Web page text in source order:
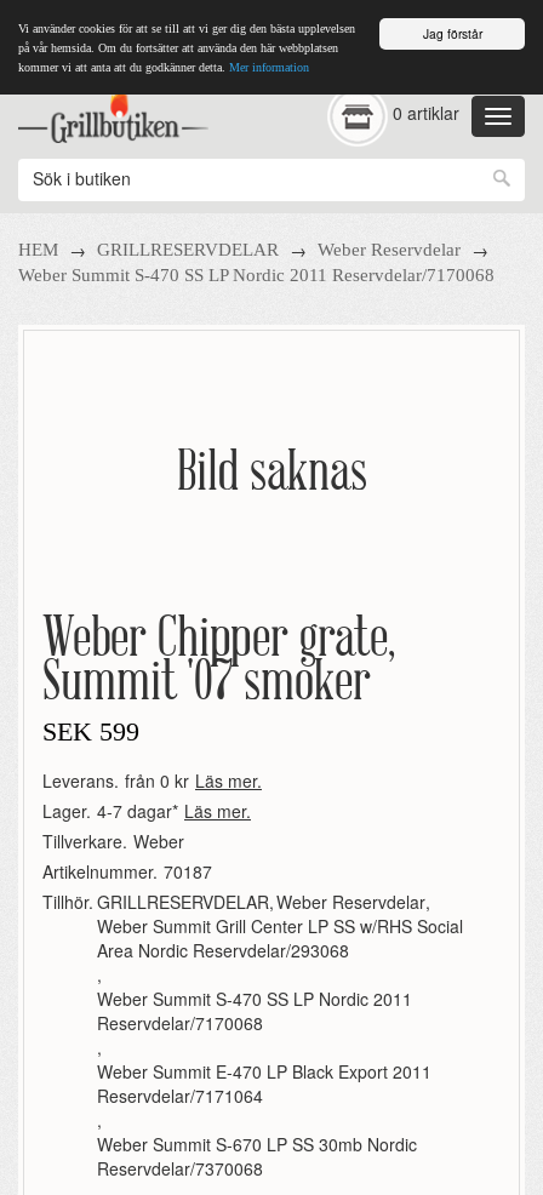
Jag förstår
Vi använder cookies för att se till att vi ger dig den bästa upplevelsen
på vår hemsida. Om du fortsätter att använda den här webbplatsen
kommer vi att anta att du godkänner detta. Mer information
0 artiklar
HEM → GRILLRESERVDELAR → Weber Reservdelar →
Weber Summit S-470 SS LP Nordic 2011 Reservdelar/7170068
Bild saknas
Weber Chipper grate,
Summit '07 smoker
SEK 599
Leverans. från 0 kr Läs mer.
Lager. 4-7 dagar* Läs mer.
Tillverkare. Weber
Artikelnummer. 70187
Tillhör. GRILLRESERVDELAR,Weber Reservdelar,
Weber Summit Grill Center LP SS w/RHS Social
Area Nordic Reservdelar/293068
,
Weber Summit S-470 SS LP Nordic 2011
Reservdelar/7170068
,
Weber Summit E-470 LP Black Export 2011
Reservdelar/7171064
,
Weber Summit S-670 LP SS 30mb Nordic
Reservdelar/7370068